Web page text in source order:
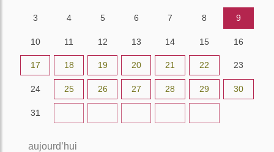
3 4 5 6 7 8 9
10 11 12 13 14 15 16
17 18 19 20 21 22 23
24 25 26 27 28 29 30
31
aujourd’hui